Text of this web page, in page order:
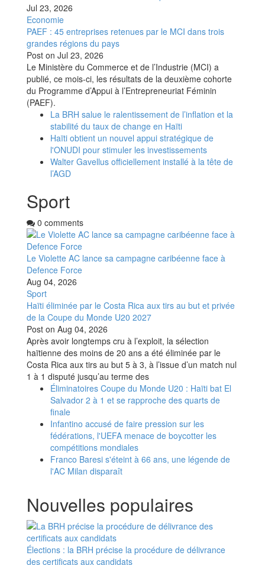
Jul 23, 2026
Economie
PAEF : 45 entreprises retenues par le MCI dans trois
grandes régions du pays
Post on Jul 23, 2026
Le Ministère du Commerce et de l’Industrie (MCI) a
publié, ce mois-ci, les résultats de la deuxième cohorte
du Programme d’Appui à l’Entrepreneuriat Féminin
(PAEF).
La BRH salue le ralentissement de l’inflation et la
stabilité du taux de change en Haïti
Haïti obtient un nouvel appui stratégique de
l'ONUDI pour stimuler les investissements
Walter Gavellus officiellement installé à la tête de
l’AGD
Sport
0 comments
Le Violette AC lance sa campagne caribéenne face à
Defence Force
Aug 04, 2026
Sport
Haïti éliminée par le Costa Rica aux tirs au but et privée
de la Coupe du Monde U20 2027
Post on Aug 04, 2026
Après avoir longtemps cru à l’exploit, la sélection
haïtienne des moins de 20 ans a été éliminée par le
Costa Rica aux tirs au but 5 à 3, à l’issue d’un match nul
1 à 1 disputé jusqu’au terme des
Éliminatoires Coupe du Monde U20 : Haïti bat El
Salvador 2 à 1 et se rapproche des quarts de
finale
Infantino accusé de faire pression sur les
fédérations, l'UEFA menace de boycotter les
compétitions mondiales
Franco Baresi s'éteint à 66 ans, une légende de
l'AC Milan disparaît
Nouvelles populaires
Élections : la BRH précise la procédure de délivrance
des certificats aux candidats